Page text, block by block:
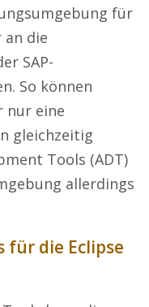
für
an die
SAP-
So können
nur eine
gleichzeitig
Tools (ADT)
allerdings
für die Eclipse